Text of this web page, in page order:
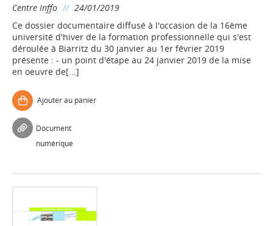
Centre Inffo // 24/01/2019
Ce dossier documentaire diffusé à l'occasion de la 16ème
université d'hiver de la formation professionnelle qui s'est
déroulée à Biarritz du 30 janvier au 1er février 2019
présente : - un point d'étape au 24 janvier 2019 de la mise
en oeuvre de[...]
Ajouter au panier
Document
numérique